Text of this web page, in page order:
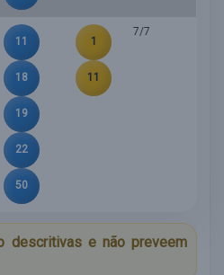
11
18
19
22
50
1
11
7/7
descritivas e não preveem